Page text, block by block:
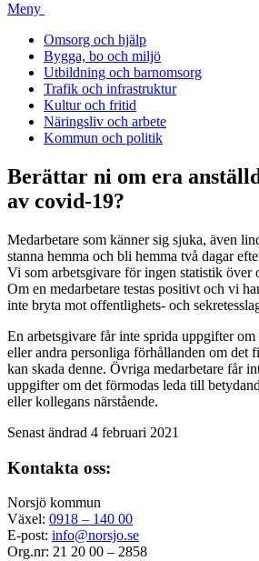
Meny
Omsorg och hjälp
Bygga, bo och miljö
Utbildning och barnomsorg
Trafik och infrastruktur
Kultur och fritid
Näringsliv och arbete
Kommun och politik
Berättar ni om era
av covid-19?
Medarbetare som känner sig sjuka, även
stanna hemma och bli hemma två dagar
Vi som arbetsgivare för ingen statistik över
Om en medarbetare testas positivt och vi
inte bryta mot offentlighets- och
En arbetsgivare får inte sprida uppgifter om
eller andra personliga förhållanden om det
kan skada denne. Övriga medarbetare får
uppgifter om det förmodas leda till
eller kollegans närstående.
Senast ändrad 4 februari 2021
Kontakta oss:
Norsjö kommun
Växel: 0918 – 140 00
E-post: info@norsjo.se
Org.nr: 21 20 00 – 2858